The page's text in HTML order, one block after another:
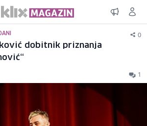
0
dobitnik priznanja
1